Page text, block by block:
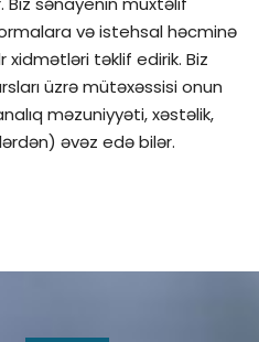
və istehsal həcminə
xidmətləri təklif edirik. Biz
üzrə mütəxəssisi onun
məzuniyyəti, xəstəlik,
əvəz edə bilər.